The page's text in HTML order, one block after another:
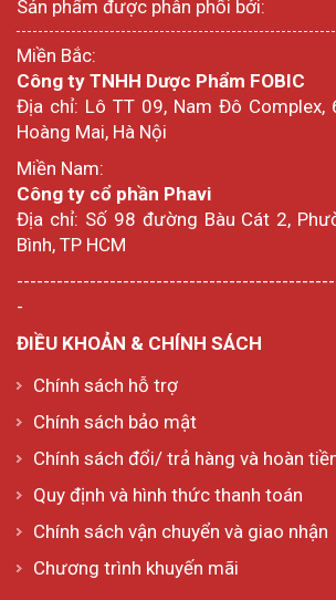
Sản phẩm được phân phối bởi:
Miền Bắc:
Công ty TNHH Dược Phẩm FOBIC
Địa chỉ: Lô TT 09, Nam Đô Complex,
Hoàng Mai, Hà Nội
Miền Nam:
Công ty cổ phần Phavi
Địa chỉ: Số 98 đường Bàu Cát 2,
Bình, TP HCM
-
ĐIỀU KHOẢN & CHÍNH SÁCH
Chính sách hỗ trợ
Chính sách bảo mật
Chính sách đổi/ trả hàng và hoàn
Quy định và hình thức thanh toán
Chính sách vận chuyển và giao nhận
Chương trình khuyến mãi